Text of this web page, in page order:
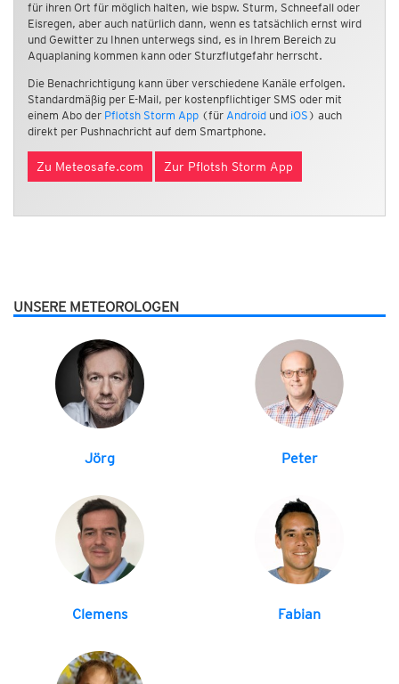
für ihren Ort für möglich halten, wie bspw. Sturm, Schneefall oder
Eisregen, aber auch natürlich dann, wenn es tatsächlich ernst wird
und Gewitter zu Ihnen unterwegs sind, es in Ihrem Bereich zu
Aquaplaning kommen kann oder Sturzflutgefahr herrscht.
Die Benachrichtigung kann über verschiedene Kanäle erfolgen.
Standardmäßig per E-Mail, per kostenpflichtiger SMS oder mit
einem Abo der Pflotsh Storm App (für Android und iOS ) auch
direkt per Pushnachricht auf dem Smartphone.
Zu Meteosafe.com Zur Pflotsh Storm App
UNSERE METEOROLOGEN
Jörg Peter
Clemens Fabian